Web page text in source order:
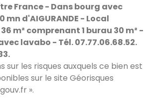
France - Dans bourg avec
mn d'AIGURANDE - Local
m² comprenant 1 burau 30 m² -
lavabo - Tél.07.77.06.68.52.
sur les risques auxquels ce bien est
sur le site Géorisques
».